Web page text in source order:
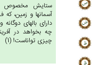
ستايش مخصوص
آسمانها و زمين، كه
داراى بالهاى
چه بخواهد در
چيزى تواناست! (1)